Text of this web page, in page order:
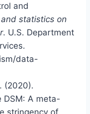
and
statistics on
. U.S. Department
data-
(2020).
DSM: A meta-
stringency of